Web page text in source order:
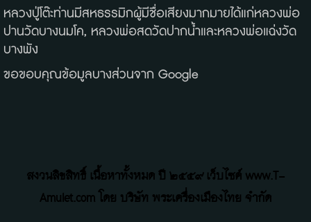
หลวงปู่โต๊ะท่านมีสหธรรมิกผู้มีชื่อเสียงมากมายได้แก่หลวงพ่อ
ปานวัดบางนมโค, หลวงพ่อสดวัดปากน้ำและหลวงพ่อแฉ่งวัด
บางพัง
ขอขอบคุณข้อมูลบางส่วนจาก Google
สงวนลิขสิทธิ์ เนื้อหาทั้งหมด ปี ๒๕๕๙ เว็บไซค์ www.T-
Amulet.com โดย บริษัท พระเครื่องเมืองไทย จำกัด